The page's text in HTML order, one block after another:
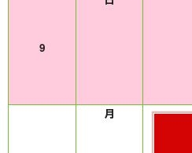
9